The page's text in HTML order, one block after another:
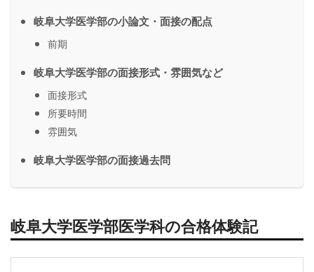
岐阜大学医学部の小論文・面接の配点
前期
岐阜大学医学部の面接形式・雰囲気など
面接形式
所要時間
雰囲気
岐阜大学医学部の面接過去問
岐阜大学医学部医学科の合格体験記